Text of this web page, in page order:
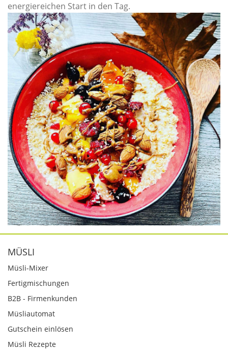
energiereichen Start in den Tag.
MÜSLI
Müsli-Mixer
Fertigmischungen
B2B - Firmenkunden
Müsliautomat
Gutschein einlösen
Müsli Rezepte